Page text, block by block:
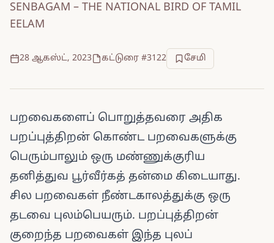
SENBAGAM – THE NATIONAL BIRD OF TAMIL
EELAM
28 ஆகஸ்ட், 2023 கட்டுரை #3122 சேமி
பறவைகளைப் பொறுத்தவரை அதிக
பறப்புத்திறன் கொண்ட பறவைகளுக்கு
பெரும்பாலும் ஒரு மண்ணுக்குரிய
தனித்துவ பூர்வீர்கத் தன்மை கிடையாது.
சில பறவைகள் நீண்டகாலத்துக்கு ஒரு
தடவை புலம்பெயரும். பறப்புத்திறன்
குறைந்த பறவைகள் இந்த புலப்